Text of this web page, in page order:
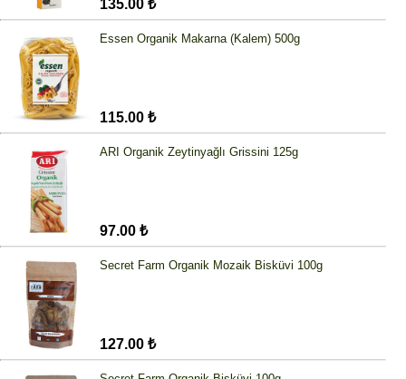
135.00 ₺
Essen Organik Makarna (Kalem) 500g
115.00 ₺
ARI Organik Zeytinyağlı Grissini 125g
97.00 ₺
Secret Farm Organik Mozaik Bisküvi 100g
127.00 ₺